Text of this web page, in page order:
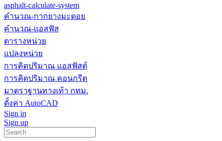
asphalt-calculate-system
คำนวณ-กากยางมะตอย
คำนวณ-แอสฟัส
ตารางหน่วย
แปลงหน่วย
การคิดปริมาณ แอสฟัสต์
การคิดปริมาณ คอนกรีต
มาตราฐานทางเท้า กทม.
ตั้งค่า AutoCAD
Sign in
Sign up